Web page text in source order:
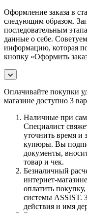
Оформление заказа в
следующим образом.
последовательным
данные о себе.
информацию, которая
кнопку «Оформить
Оплачивайте покупки
магазине доступно 3
Наличные при
Специалист
уточнить время и
купюры. Вы
документы,
товар и чек.
Безналичный
интернет-
оплатить
системы ASSIST.
действия и имя